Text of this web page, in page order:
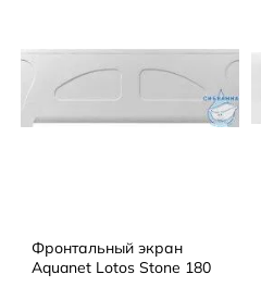
Фронтальный экран
Aquanet Lotos Stone 180